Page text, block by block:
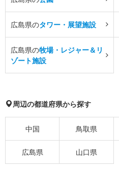
広島県のタワー・展望施設
広島県の牧場・レジャー＆リ
ゾート施設
周辺の都道府県から探す
中国 鳥取県
広島県 山口県